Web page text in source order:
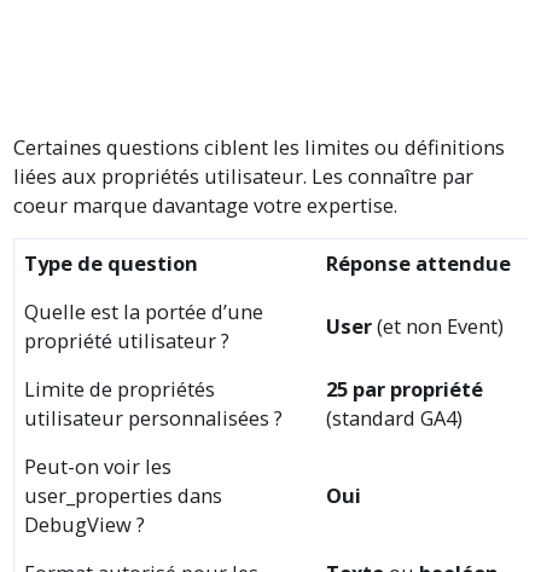
Certaines questions ciblent les limites ou définitions
liées aux propriétés utilisateur. Les connaître par
coeur marque davantage votre expertise.
Type de question
Réponse attendue
Quelle est la portée d’une
propriété utilisateur ?
User(et non Event)
Limite de propriétés
utilisateur personnalisées ?
25 par propriété
(standard GA4)
Peut-on voir les
user_properties dans
DebugView ?
Oui